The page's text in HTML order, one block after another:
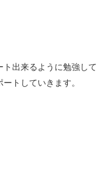
出来るように勉強して
トしていきます。